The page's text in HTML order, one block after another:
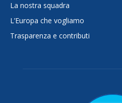
La nostra squadra
L’Europa che vogliamo
Trasparenza e contributi